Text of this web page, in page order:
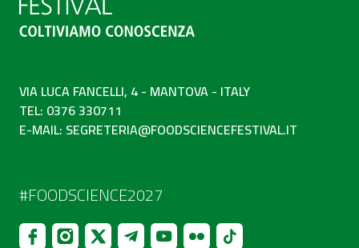
VIA LUCA FANCELLI, 4 - MANTOVA - ITALY
TEL: 0376 330711
E-MAIL: SEGRETERIA@FOODSCIENCEFESTIVAL.IT
#FOODSCIENCE2027